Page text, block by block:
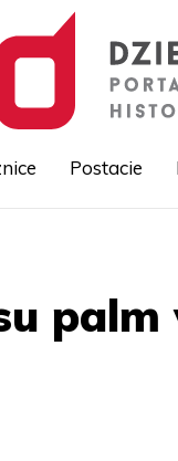
Postacie